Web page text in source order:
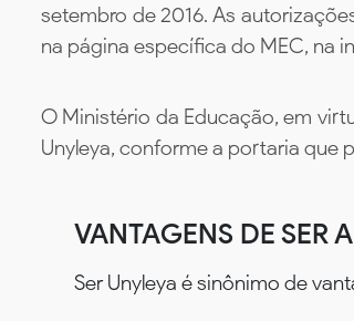
setembro de 2016. As
na página específica do MEC, na
O Ministério da Educação, em
Unyleya, conforme a portaria que
VANTAGENS DE SER
Ser Unyleya é sinônimo de